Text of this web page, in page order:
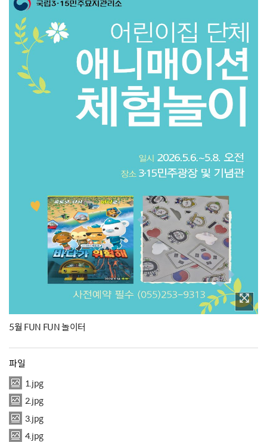
5월 FUN FUN 놀이터
파일
1.jpg
2.jpg
3.jpg
4.jpg